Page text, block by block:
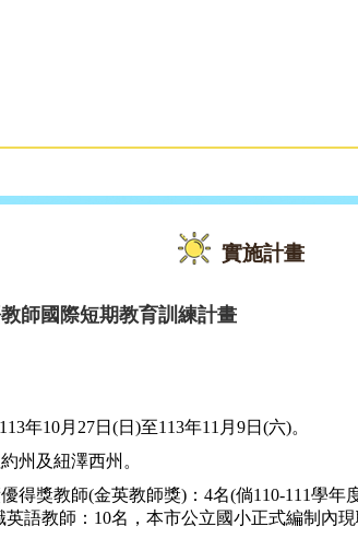
實施計畫
師國際短期教育訓練計畫
113年10月 27日 (日 )至113年11 月 9日 (六)。
州及紐澤西州。
得獎教師(金英教師獎) ： 4名(倘110-111學年
英語教師： 10名，本市公立國小正式編制內